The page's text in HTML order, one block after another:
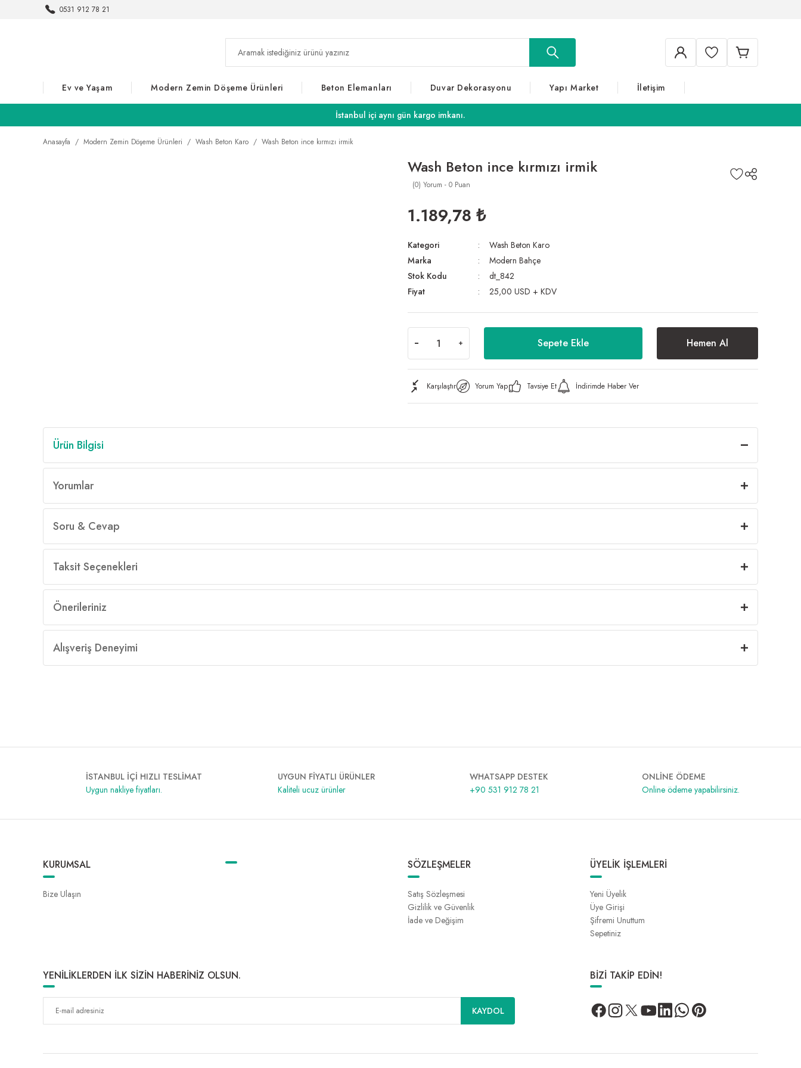
0531 912 78 21
Ev ve Yaşam Modern Zemin Döşeme Ürünleri Beton Elemanları Duvar Dekorasyonu Yapı Market İletişim
İstanbul içi aynı gün kargo imkanı.
Anasayfa Modern Zemin Döşeme Ürünleri Wash Beton Karo Wash Beton ince kırmızı irmik
Wash Beton ince kırmızı irmik
(0) Yorum - 0 Puan
1.189,78 ₺
Kategori
Wash Beton Karo
Marka
Modern Bahçe
Stok Kodu
dt_842
Fiyat
25,00 USD + KDV
Sepete Ekle Hemen Al
Karşılaştır Yorum Yap Tavsiye Et İndirimde Haber Ver
Ürün Bilgisi
Yorumlar
Soru & Cevap
Taksit Seçenekleri
Önerileriniz
Alışveriş Deneyimi
İSTANBUL İÇİ HIZLI TESLİMAT
Uygun nakliye fiyatları.
UYGUN FİYATLI ÜRÜNLER
Kaliteli ucuz ürünler
WHATSAPP DESTEK
+90 531 912 78 21
ONLİNE ÖDEME
Online ödeme yapabilirsiniz.
KURUMSAL
Bize Ulaşın
SÖZLEŞMELER
Satış Sözleşmesi
Gizlilik ve Güvenlik
İade ve Değişim
ÜYELİK İŞLEMLERİ
Yeni Üyelik
Üye Girişi
Şifremi Unuttum
Sepetiniz
YENİLİKLERDEN İLK SİZİN HABERİNİZ OLSUN.
KAYDOL
BİZİ TAKİP EDİN!